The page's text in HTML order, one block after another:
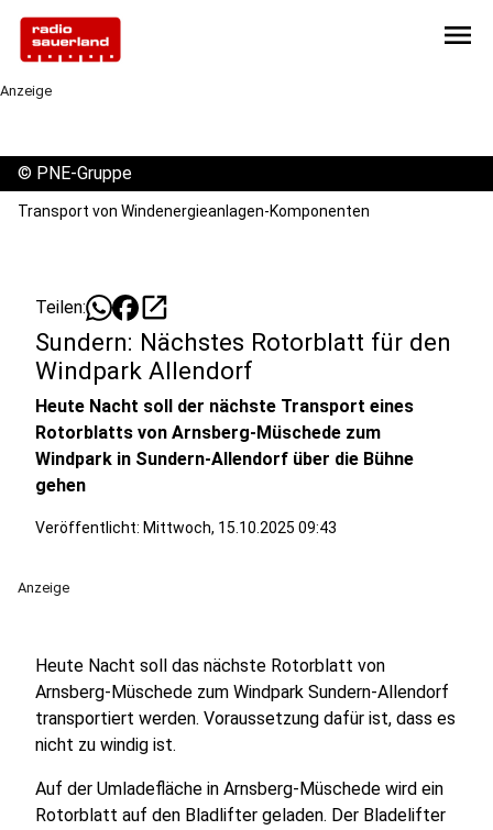
menu
Anzeige
© PNE-Gruppe
Transport von Windenergieanlagen-Komponenten
Teilen: open_in_new
Sundern: Nächstes Rotorblatt für den
Windpark Allendorf
Heute Nacht soll der nächste Transport eines
Rotorblatts von Arnsberg-Müschede zum
Windpark in Sundern-Allendorf über die Bühne
gehen
Veröffentlicht: Mittwoch, 15.10.2025 09:43
Anzeige
Heute Nacht soll das nächste Rotorblatt von
Arnsberg-Müschede zum Windpark Sundern-Allendorf
transportiert werden. Voraussetzung dafür ist, dass es
nicht zu windig ist.
Auf der Umladefläche in Arnsberg-Müschede wird ein
Rotorblatt auf den Bladlifter geladen. Der Bladelifter